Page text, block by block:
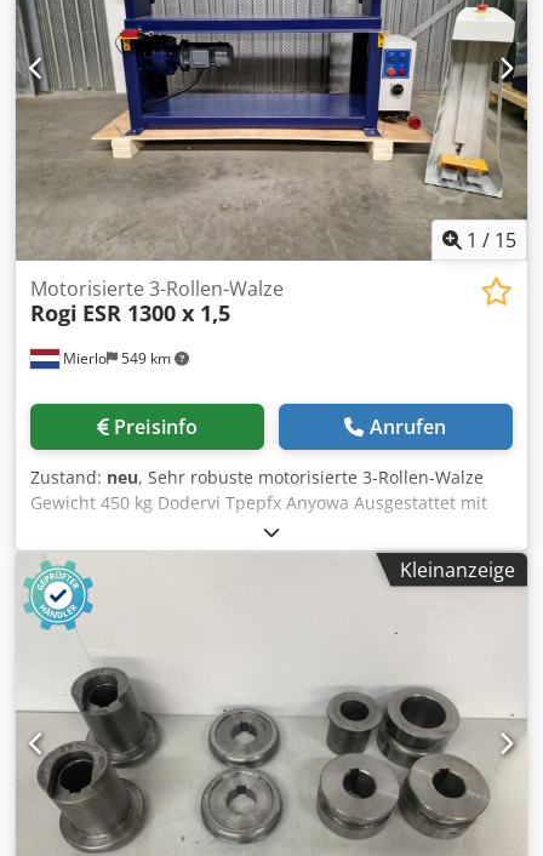
1 / 15
Mierlo 549 km
Motorisierte 3-Rollen-Walze
Rogi ESR 1300 x 1,5
Preisinfo Anrufen
Zustand: neu, Sehr robuste motorisierte 3-Rollen-Walze
Gewicht 450 kg Dodervi Tpepfx Anyowa Ausgestattet mit
gehärteten Walzen Die Härte beträgt HRC 28-32 Max.
Blechdicke ----- 1,5 mm Max. Arbeitsbreite ----- 1300 mm
Walzendurchmesser ----- 75 mm Motorleistung ----- 1,5 kW
Walzgeschwindigkeit ----- 6 m/min INKLUSIVE Fußschalter
mit Notstopp
Kleinanzeige